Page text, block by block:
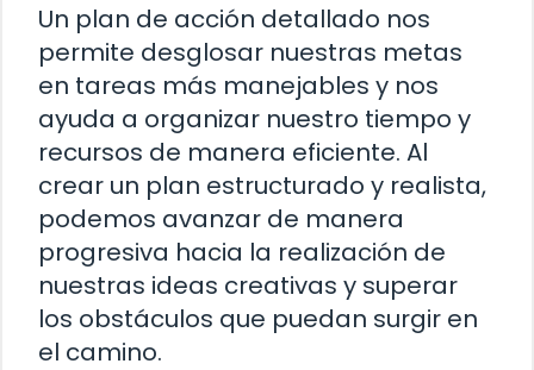
Un plan de acción detallado nos
permite desglosar nuestras metas
en tareas más manejables y nos
ayuda a organizar nuestro tiempo y
recursos de manera eficiente. Al
crear un plan estructurado y realista,
podemos avanzar de manera
progresiva hacia la realización de
nuestras ideas creativas y superar
los obstáculos que puedan surgir en
el camino.